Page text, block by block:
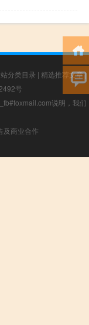
分类目录 | 精选推荐文章|
号
说明，我们
及商业合作